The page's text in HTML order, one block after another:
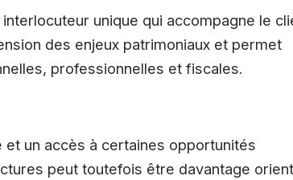
unique qui accompagne le
des enjeux patrimoniaux et permet
professionnelles et fiscales.
un accès à certaines opportunités
peut toutefois être davantage